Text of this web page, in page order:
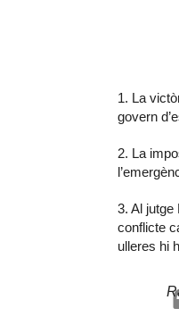
1. La
govern
2. La
3. Al jutge
conflicte
ulleres hi